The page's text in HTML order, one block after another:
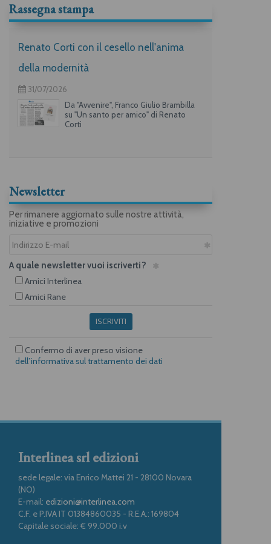
Rassegna stampa
Renato Corti con il cesello nell'anima
della modernità
31/07/2026
Da "Avvenire", Franco Giulio Brambilla
su "Un santo per amico" di Renato
Corti
Newsletter
Per rimanere aggiornato sulle nostre attività,
iniziative e promozioni
A quale newsletter vuoi iscriverti?
Amici Interlinea
Amici Rane
ISCRIVITI
Confermo di aver preso visione
dell’informativa sul trattamento dei dati
Interlinea srl edizioni
sede legale: via Enrico Mattei 21 - 28100 Novara
(NO)
E-mail: edizioni@interlinea.com
C.F. e P.IVA IT 01384860035 - R.E.A.: 169804
Capitale sociale: € 99.000 i.v